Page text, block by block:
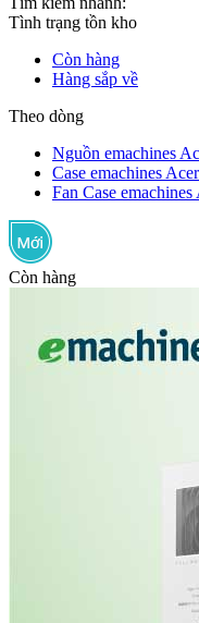
Tình trạng tồn kho
Còn hàng
Hàng sắp về
Theo dòng
Nguồn emachines
Case emachines
Fan Case
Còn hàng